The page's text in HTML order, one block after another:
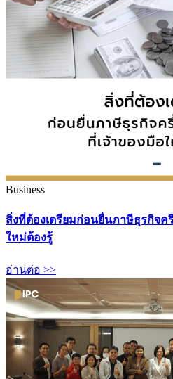
Business
สิ่งที่ต้องเตรียมก่อนยื่นภาษีธุรกิจค
ใหม่ต้องรู้
อ่านต่อ >>